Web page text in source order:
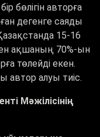
бөлігін авторға
дегенге саяды
15-16
ақшаның 70%-ын
төлейді екен.
автор алуы тиіс.
Мәжілісінің